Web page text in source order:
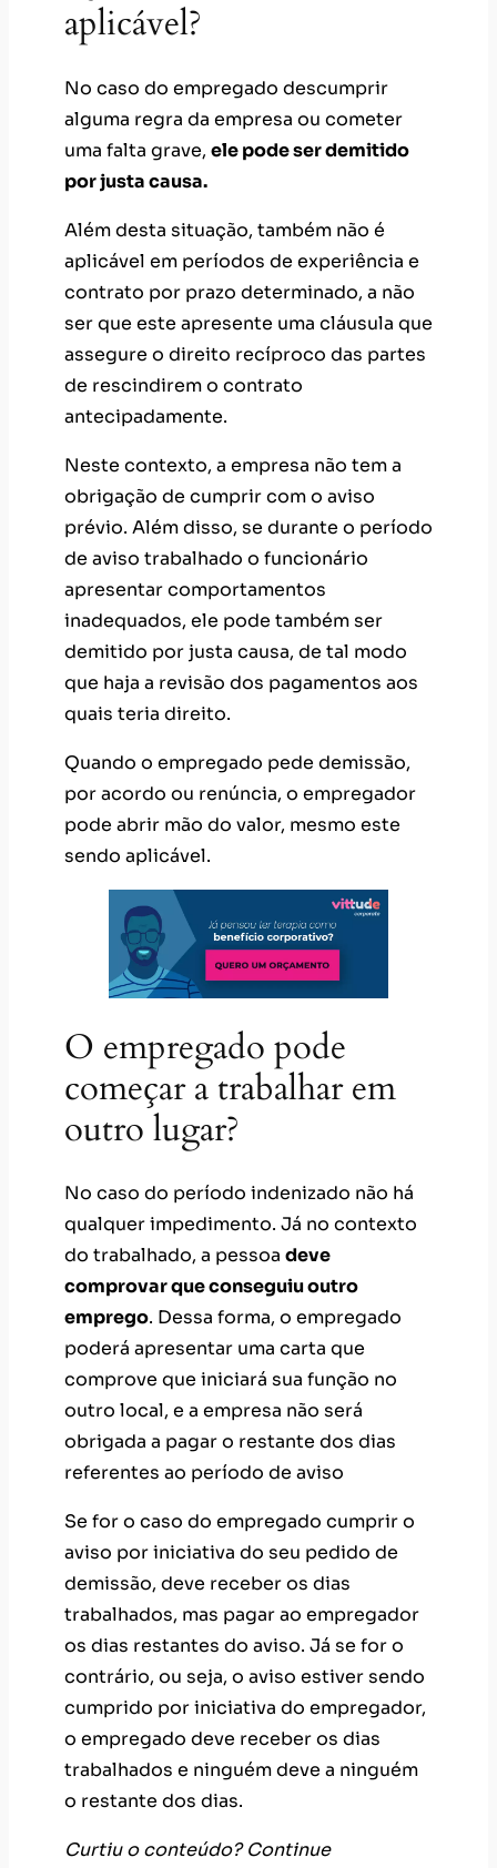
aplicável?
No caso do empregado descumprir
alguma regra da empresa ou cometer
uma falta grave, ele pode ser demitido
por justa causa.
Além desta situação, também não é
aplicável em períodos de experiência e
contrato por prazo determinado, a não
ser que este apresente uma cláusula que
assegure o direito recíproco das partes
de rescindirem o contrato
antecipadamente.
Neste contexto, a empresa não tem a
obrigação de cumprir com o aviso
prévio. Além disso, se durante o período
de aviso trabalhado o funcionário
apresentar comportamentos
inadequados, ele pode também ser
demitido por justa causa, de tal modo
que haja a revisão dos pagamentos aos
quais teria direito.
Quando o empregado pede demissão,
por acordo ou renúncia, o empregador
pode abrir mão do valor, mesmo este
sendo aplicável.
O empregado pode
começar a trabalhar em
outro lugar?
No caso do período indenizado não há
qualquer impedimento. Já no contexto
do trabalhado, a pessoa deve
comprovar que conseguiu outro
emprego. Dessa forma, o empregado
poderá apresentar uma carta que
comprove que iniciará sua função no
outro local, e a empresa não será
obrigada a pagar o restante dos dias
referentes ao período de aviso
Se for o caso do empregado cumprir o
aviso por iniciativa do seu pedido de
demissão, deve receber os dias
trabalhados, mas pagar ao empregador
os dias restantes do aviso. Já se for o
contrário, ou seja, o aviso estiver sendo
cumprido por iniciativa do empregador,
o empregado deve receber os dias
trabalhados e ninguém deve a ninguém
o restante dos dias.
Curtiu o conteúdo? Continue